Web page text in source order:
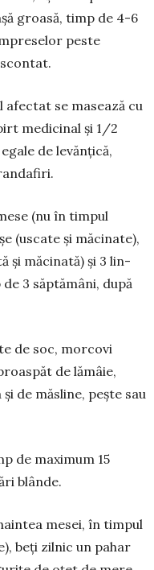
groa­să, timp de 4-6
peste
se masează cu
medicinal și 1/2
de levănțică,
(nu în timpul
(uscate și măcinate),
și mă­ci­nată) și 3 lin­
3 săp­tămâni, după
de soc, morcovi
de lămâie,
de măsline, peș­te sau
de maximum 15
blânde.
me­sei, în tim­pul
beți zil­nic un pahar